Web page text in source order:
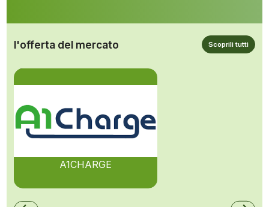
l'offerta del mercato Scoprili tutti
A1CHARGE